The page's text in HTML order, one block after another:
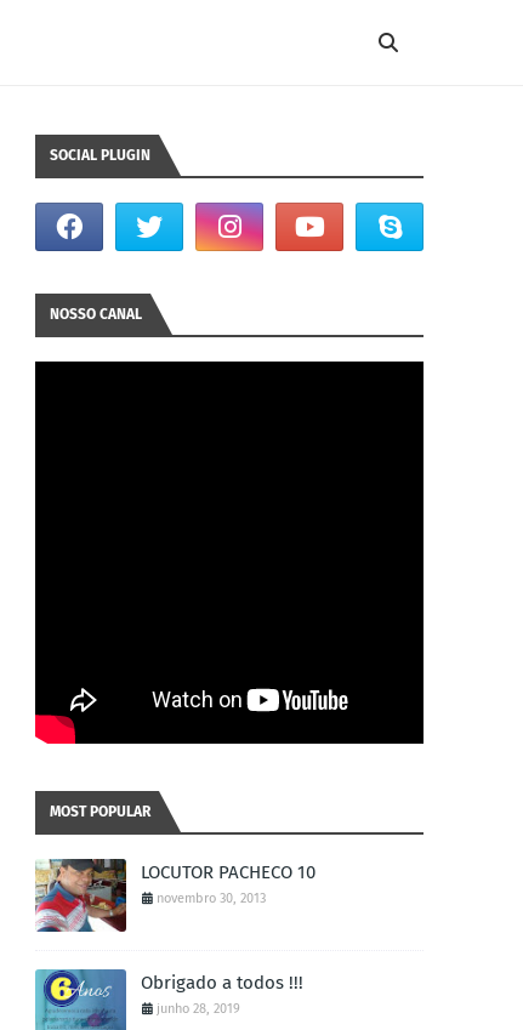
SOCIAL PLUGIN
NOSSO CANAL
MOST POPULAR
LOCUTOR PACHECO 10
novembro 30, 2013
Obrigado a todos !!!
junho 28, 2019